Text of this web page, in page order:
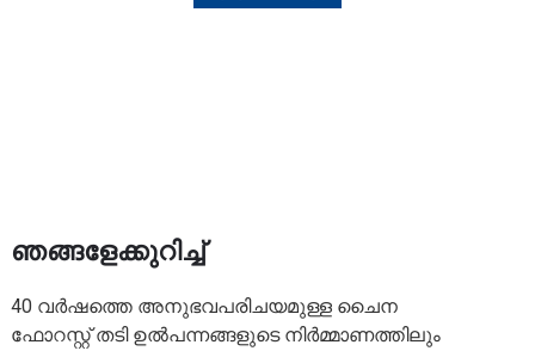
ഞങ്ങളേക്കുറിച്ച്
40 വർഷത്തെ അനുഭവപരിചയമുള്ള ചൈന
ഫോറസ്റ്റ് തടി ഉൽപന്നങ്ങളുടെ നിർമ്മാണത്തിലും